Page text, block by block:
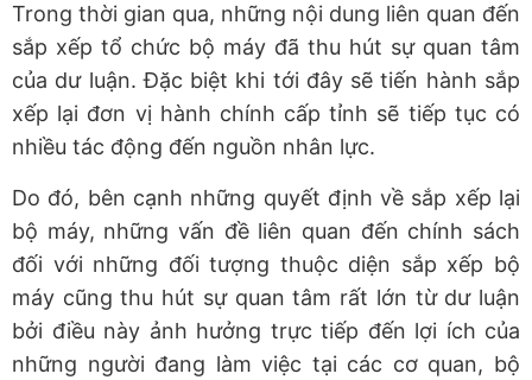
Trong thời gian qua, những nội dung liên quan đến
sắp xếp tổ chức bộ máy đã thu hút sự quan tâm
của dư luận. Đặc biệt khi tới đây sẽ tiến hành sắp
xếp lại đơn vị hành chính cấp tỉnh sẽ tiếp tục có
nhiều tác động đến nguồn nhân lực.
Do đó, bên cạnh những quyết định về sắp xếp lại
bộ máy, những vấn đề liên quan đến chính sách
đối với những đối tượng thuộc diện sắp xếp bộ
máy cũng thu hút sự quan tâm rất lớn từ dư luận
bởi điều này ảnh hưởng trực tiếp đến lợi ích của
những người đang làm việc tại các cơ quan, bộ